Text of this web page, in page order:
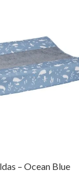
– Ocean Blue